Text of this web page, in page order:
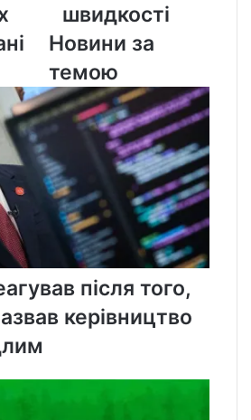
швидкості
Новини за
темою
після того,
керівництво